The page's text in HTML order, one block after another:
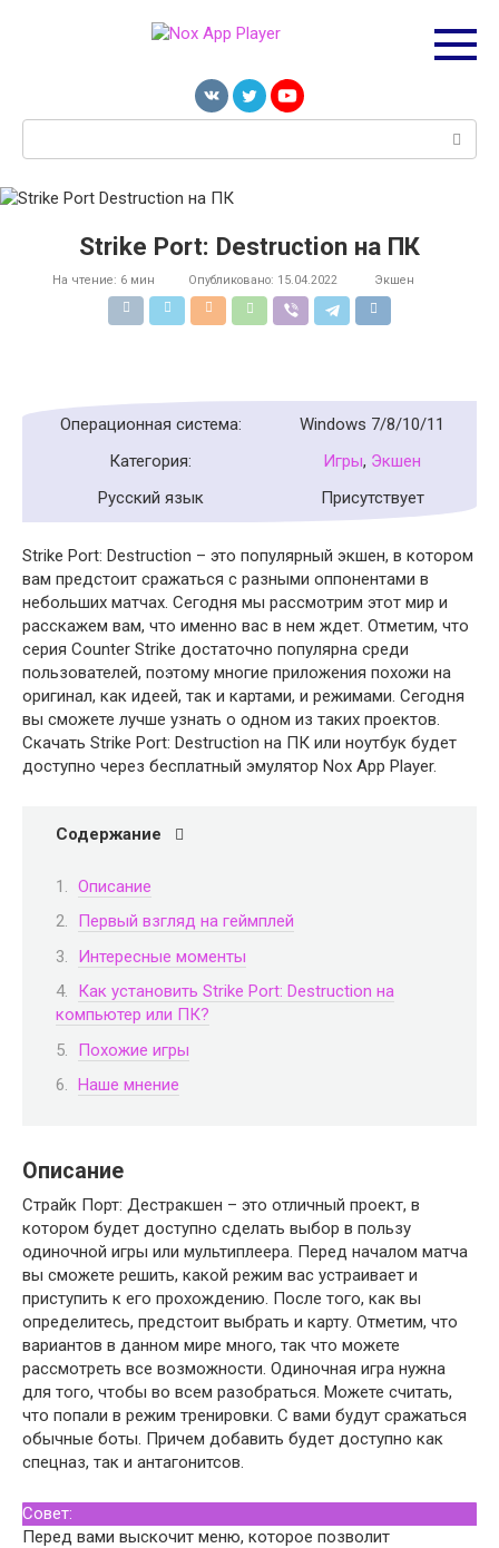
Strike Port: Destruction на ПК
На чтение: 6 мин Опубликовано: 15.04.2022 Экшен
Операционная система:
Windows 7/8/10/11
Категория:
Игры, Экшен
Русский язык
Присутствует
Strike Port: Destruction – это популярный экшен, в котором
вам предстоит сражаться с разными оппонентами в
небольших матчах. Сегодня мы рассмотрим этот мир и
расскажем вам, что именно вас в нем ждет. Отметим, что
серия Counter Strike достаточно популярна среди
пользователей, поэтому многие приложения похожи на
оригинал, как идеей, так и картами, и режимами. Сегодня
вы сможете лучше узнать о одном из таких проектов.
Скачать Strike Port: Destruction на ПК или ноутбук будет
доступно через бесплатный эмулятор Nox App Player.
Содержание
Описание
Первый взгляд на геймплей
Интересные моменты
Как установить Strike Port: Destruction на
компьютер или ПК?
Похожие игры
Наше мнение
Описание
Страйк Порт: Дестракшен – это отличный проект, в
котором будет доступно сделать выбор в пользу
одиночной игры или мультиплеера. Перед началом матча
вы сможете решить, какой режим вас устраивает и
приступить к его прохождению. После того, как вы
определитесь, предстоит выбрать и карту. Отметим, что
вариантов в данном мире много, так что можете
рассмотреть все возможности. Одиночная игра нужна
для того, чтобы во всем разобраться. Можете считать,
что попали в режим тренировки. С вами будут сражаться
обычные боты. Причем добавить будет доступно как
спецназ, так и антагонитсов.
Совет:
Перед вами выскочит меню, которое позволит